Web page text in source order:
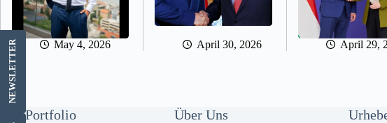
May 4, 2026 April 30, 2026 April 29,
NEWS
LETTER
Our Portfolio Über Uns